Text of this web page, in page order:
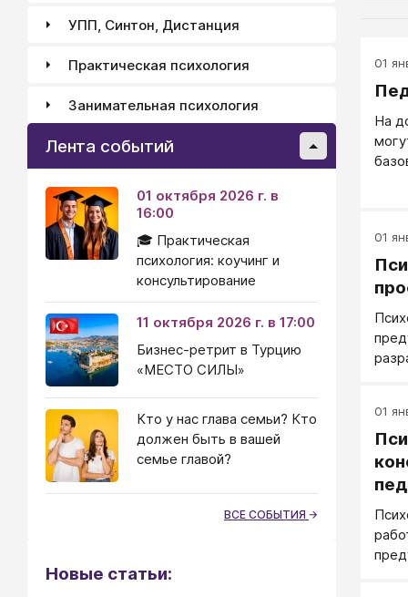
01
На
ч на
01
01
УПП, Синтон, Дистанция
Практическая психология
Занимательная психология
Лента событий
01 октября 2026 г. в
16:00
🎓 Практическая
психология: коучинг и
консультирование
11 октября 2026 г. в 17:00
Бизнес-ретрит в Турцию
«МЕСТО СИЛЫ»
Кто у нас глава семьи? Кто
должен быть в вашей
семье главой?
ВСЕ СОБЫТИЯ
Новые статьи: